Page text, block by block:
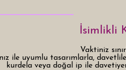
İsimlikli
Vaktiniz
ile uyumlu tasarımlarla,
kurdela veya doğal ip ile